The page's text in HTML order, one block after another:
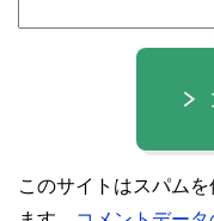
このサイトはスパム